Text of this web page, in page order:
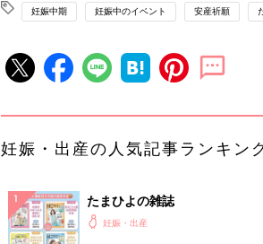
妊娠中期 妊娠中のイベント 安産祈願
妊娠・出産の人気記事ランキン
たまひよの雑誌
妊娠・出産